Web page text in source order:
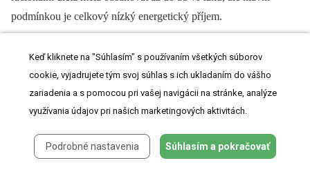
podmínkou je celkový nízký energetický příjem.
snížení spotřeby saturovaných tuků a také nenasycených
tuků s obsahem transmastných kyselin na méně než 7 %
z celkového energetického příjmu
mononenasycené tuky by měly tvořit 20 % a více příjmu
Keď kliknete na "Súhlasím" s používaním všetkých súborov
cookie, vyjadrujete tým svoj súhlas s ich ukladaním do vášho
zariadenia a s pomocou pri vašej navigácii na stránke, analýze
využívania údajov pri našich marketingových aktivitách.
Podrobné nastavenia Súhlasím a pokračovať